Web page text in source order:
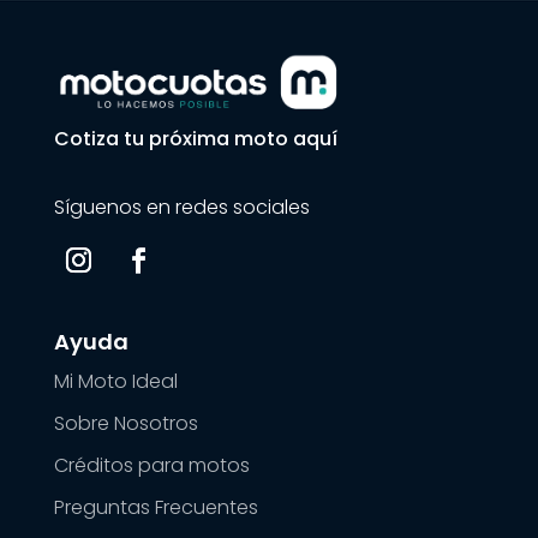
Cotiza tu próxima moto aquí
Síguenos en redes sociales
Ayuda
Mi Moto Ideal
Sobre Nosotros
Créditos para motos
Preguntas Frecuentes